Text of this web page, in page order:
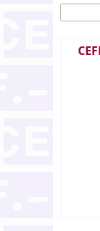
Buscar